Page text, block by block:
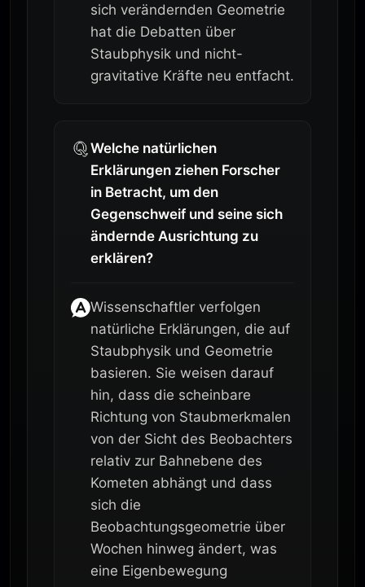
sich verändernden Geometrie
hat die Debatten über
Staubphysik und nicht-
gravitative Kräfte neu entfacht.
Welche natürlichen
Erklärungen ziehen Forscher
in Betracht, um den
Gegenschweif und seine sich
ändernde Ausrichtung zu
erklären?
Wissenschaftler verfolgen
natürliche Erklärungen, die auf
Staubphysik und Geometrie
basieren. Sie weisen darauf
hin, dass die scheinbare
Richtung von Staubmerkmalen
von der Sicht des Beobachters
relativ zur Bahnebene des
Kometen abhängt und dass
sich die
Beobachtungsgeometrie über
Wochen hinweg ändert, was
eine Eigenbewegung